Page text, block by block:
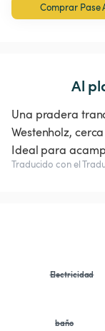
Comprar Pase
Al
Una pradera
Westenholz,
Ideal para
Traducido con el
Electricidad
baño